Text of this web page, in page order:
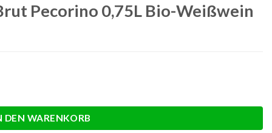
Pecorino 0,75L Bio-Weißwein
DEN WARENKORB